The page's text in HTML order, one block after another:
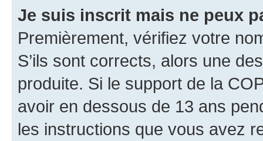
Je suis inscrit mais ne peux
Premièrement, vérifiez votre
S’ils sont corrects, alors une
produite. Si le support de la
avoir en dessous de 13 ans
les instructions que vous avez